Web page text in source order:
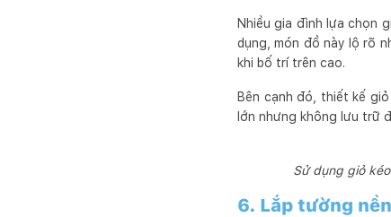
Nhiều gia đình lựa chọn
dụng, món đồ này lộ rõ
khi bố trí trên cao.
Bên cạnh đó, thiết kế
lớn nhưng không lưu trữ
Sử dụng giỏ
6. Lắp tường